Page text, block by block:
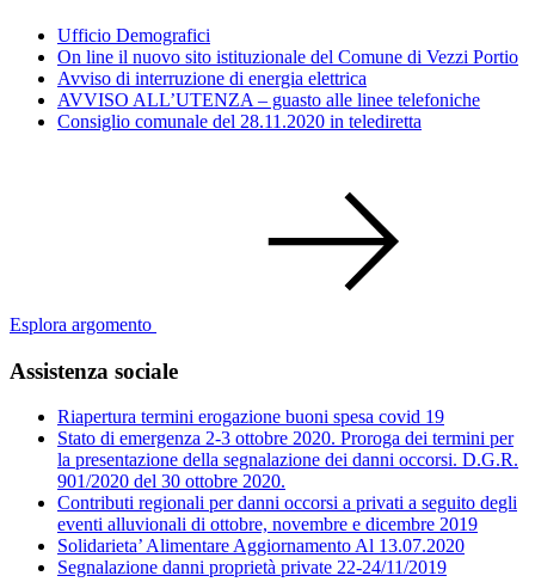
Ufficio Demografici
On line il nuovo sito istituzionale del Comune di Vezzi Portio
Avviso di interruzione di energia elettrica
AVVISO ALL’UTENZA – guasto alle linee telefoniche
Consiglio comunale del 28.11.2020 in telediretta
Esplora argomento
Assistenza sociale
Riapertura termini erogazione buoni spesa covid 19
Stato di emergenza 2-3 ottobre 2020. Proroga dei termini per
la presentazione della segnalazione dei danni occorsi. D.G.R.
901/2020 del 30 ottobre 2020.
Contributi regionali per danni occorsi a privati a seguito degli
eventi alluvionali di ottobre, novembre e dicembre 2019
Solidarieta’ Alimentare Aggiornamento Al 13.07.2020
Segnalazione danni proprietà private 22-24/11/2019